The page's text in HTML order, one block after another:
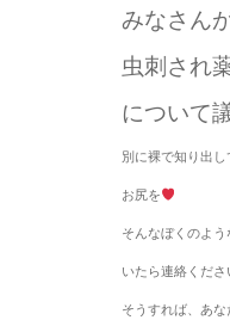
みなさん
虫刺され
について
別に裸で知り出
お尻を
そんなぼくのよう
いたら連絡くださ
そうすれば、あな